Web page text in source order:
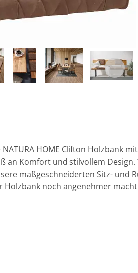
NATURA HOME Clifton Holzbank
an Komfort und stilvollem
maßgeschneiderten Sitz- und
Holzbank noch angenehmer macht.